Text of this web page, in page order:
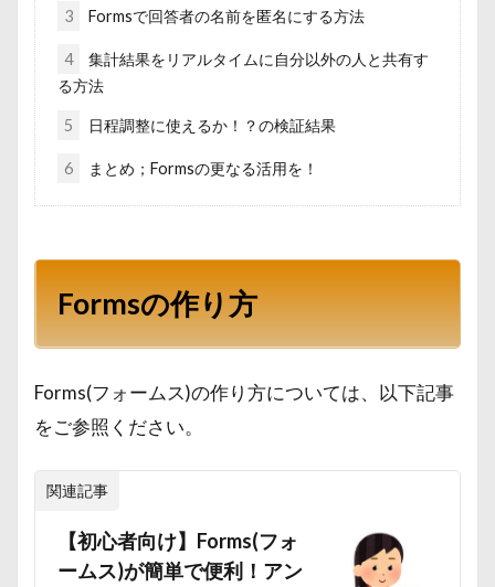
3 Formsで回答者の名前を匿名にする方法
4
集計結果をリアルタイムに自分以外の人と共有す
る方法
5 日程調整に使えるか！？の検証結果
6 まとめ；Formsの更なる活用を！
Formsの作り方
Forms(フォームス)の作り方については、以下記事
をご参照ください。
関連記事
【初心者向け】Forms(フォ
ームス)が簡単で便利！アン